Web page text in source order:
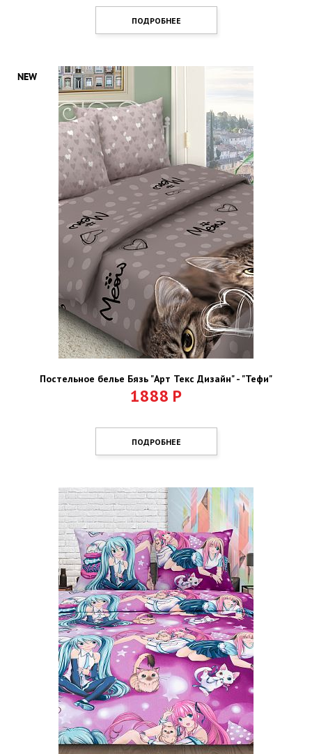
ПОДРОБНЕЕ
Постельное белье Бязь "Арт Текс Дизайн" - "Тефи"
1888 Р
ПОДРОБНЕЕ